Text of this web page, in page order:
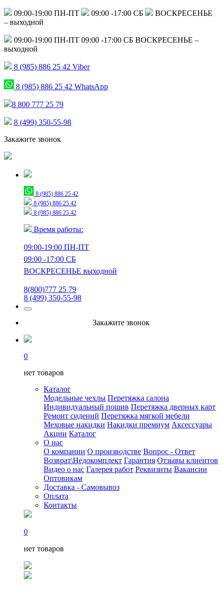
09:00-19:00 ПН-ПТ 09:00 -17:00 СБ
ВОСКРЕСЕНЬЕ
– выходной
09:00-19:00 ПН-ПТ 09:00 -17:00 СБ ВОСКРЕСЕНЬЕ –
выходной
8 (985) 886 25 42 Viber
8 (985) 886 25 42 WhatsApp
8 800 777 25 79
8 (499) 350-55-98
Закажите звонок
8 (985) 886 25 42
8 (985) 886 25 42
8 (985) 886 25 42
Время работы:
09:00-19:00 ПН-ПТ
09:00 -17:00 СБ
ВОСКРЕСЕНЬЕ выходной
8(800)777 25 79
8 (499) 350-55-98
Закажите звонок
0
нет товаров
Каталог
Модельные чехлы Перетяжка салона
Индивидуальный пошив Перетяжка дверных карт
Ремонт сидений Перетяжка мягкой мебели
Меховые накидки Накидки премиум Аксессуары
Акции Каталог
О нас
О компании О производстве Вопрос - Ответ
Возврат\Недокомплект Гарантия Отзывы клиентов
Видео о нас Галерея работ Реквизиты Вакансии
Оптовикам
Доставка - Самовывоз
Оплата
Контакты
0
нет товаров